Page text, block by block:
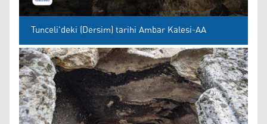
Tunceli'deki (Dersim) tarihi Ambar Kalesi-AA